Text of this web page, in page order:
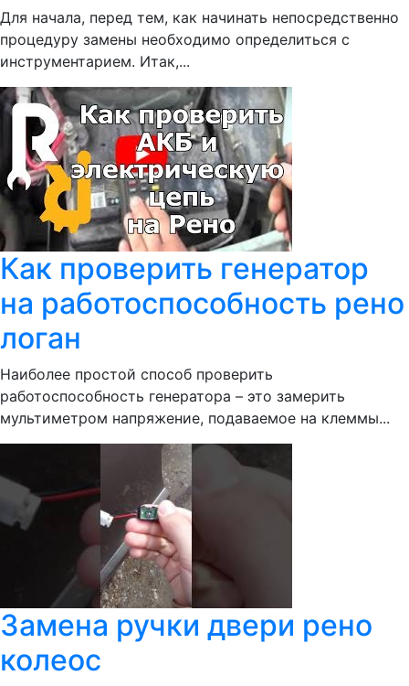
Для начала, перед тем, как начинать непосредственно
процедуру замены необходимо определиться с
инструментарием. Итак,...
Как проверить генератор
на работоспособность рено
логан
Наиболее простой способ проверить
работоспособность генератора – это замерить
мультиметром напряжение, подаваемое на клеммы...
Замена ручки двери рено
колеос